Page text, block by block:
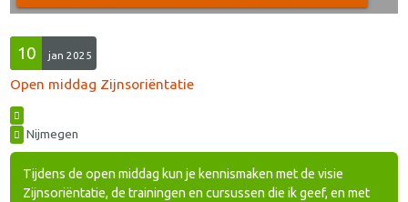
10 jan 2025
Open middag Zijnsoriëntatie
Nijmegen
Tijdens de open middag kun je kennismaken met de visie
Zijnsoriëntatie, de trainingen en cursussen die ik geef, en met